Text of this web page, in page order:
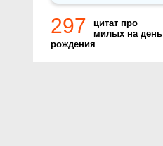
297
цитат про
милых на день
рождения